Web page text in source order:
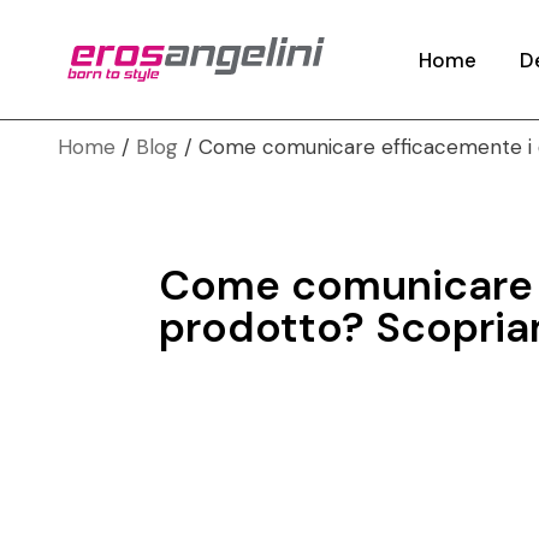
Home
Home Blog Come comunicare efficacemente
Come
prodotto?